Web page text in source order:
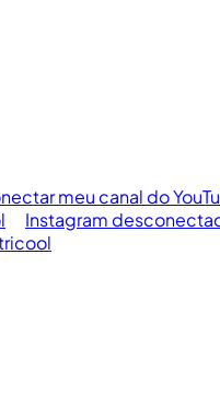
meu canal do
Instagram